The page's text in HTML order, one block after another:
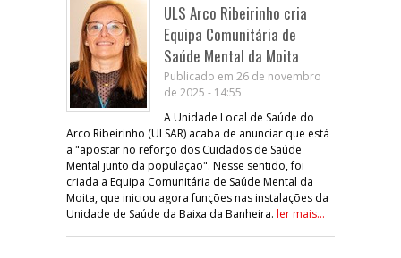
ULS Arco Ribeirinho cria
Equipa Comunitária de
Saúde Mental da Moita
Publicado em 26 de novembro
de 2025 - 14:55
A Unidade Local de Saúde do
Arco Ribeirinho (ULSAR) acaba de anunciar que está
a "apostar no reforço dos Cuidados de Saúde
Mental junto da população". Nesse sentido, foi
criada a Equipa Comunitária de Saúde Mental da
Moita, que iniciou agora funções nas instalações da
Unidade de Saúde da Baixa da Banheira. ler mais...